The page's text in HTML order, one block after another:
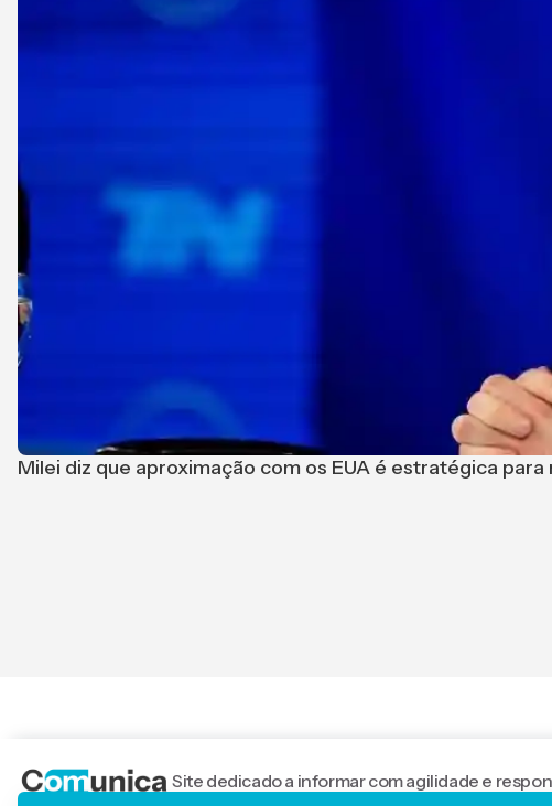
Milei diz que aproximação com os EUA é estratégica
Site dedicado a informar com agilidade e